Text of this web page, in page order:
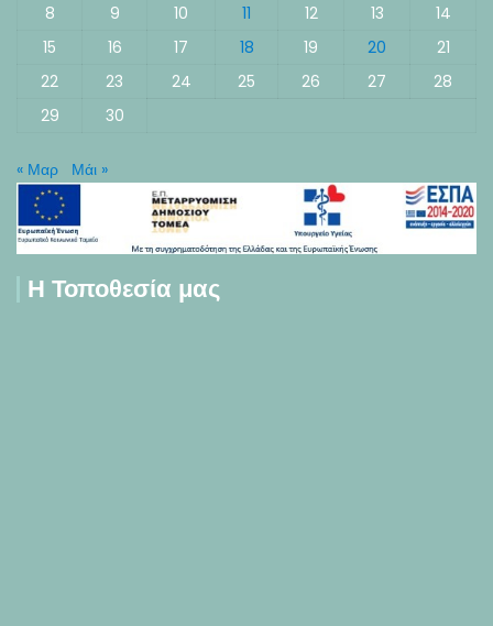
8
9 10 11 12 13
14
15
16 17 18 19 20
21
22
23 24 25 26 27
28
29
30
« Μαρ Μάι »
Η Τοποθεσία μας